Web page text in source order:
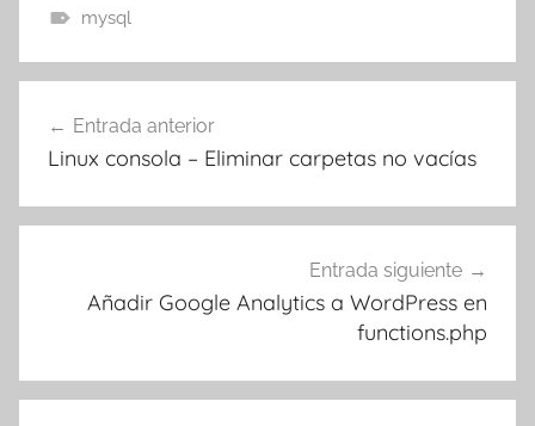
mysql
de
Entrada anterior
Linux consola – Eliminar carpetas no vacías
Entrada siguiente
Añadir Google Analytics a WordPress en
functions.php